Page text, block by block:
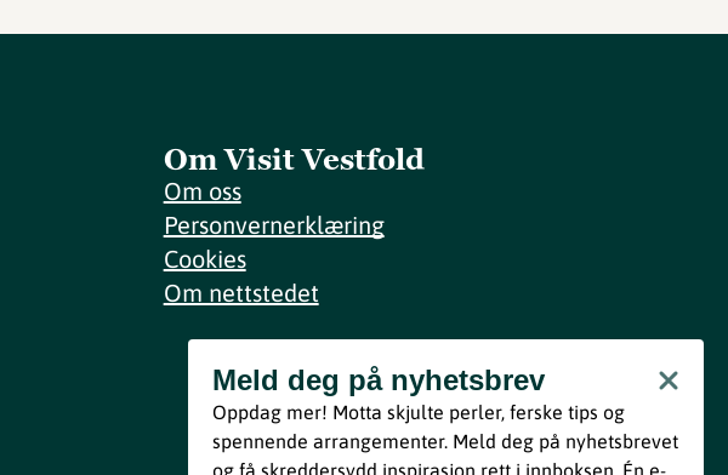
Om Visit Vestfold
Om oss
Personvernerklæring
Cookies
Om nettstedet
Meld deg på nyhetsbrev
Bli med
Meld deg på nyhetsbrev
Oppdag mer! Motta skjulte perler, ferske tips og
spennende arrangementer. Meld deg på nyhetsbrevet
og få skreddersydd inspirasjon rett i innboksen. Én e-